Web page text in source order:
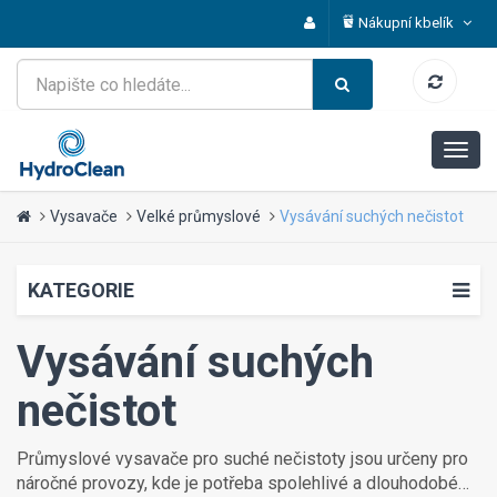
Nákupní kbelík
Vysavače Velké průmyslové Vysávání suchých nečistot
KATEGORIE
Vysávání suchých
nečistot
Průmyslové vysavače pro suché nečistoty jsou určeny pro
náročné provozy, kde je potřeba spolehlivé a dlouhodobé